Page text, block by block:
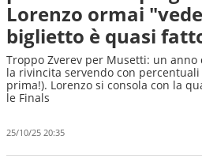
Lorenzo ormai
biglietto è quasi
Troppo Zverev per Musetti: un
la rivincita servendo con percentuali
prima!). Lorenzo si consola con la
le Finals
25/10/25 20:35